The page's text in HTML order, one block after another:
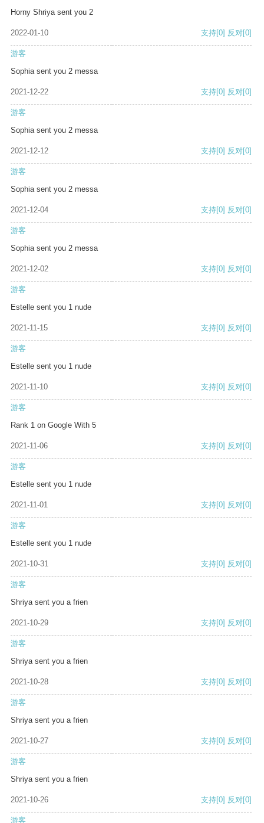
Horny Shriya sent you 2
2022-01-10 支持[0] 反对[0]
游客
Sophia sent you 2 messa
2021-12-22 支持[0] 反对[0]
游客
Sophia sent you 2 messa
2021-12-12 支持[0] 反对[0]
游客
Sophia sent you 2 messa
2021-12-04 支持[0] 反对[0]
游客
Sophia sent you 2 messa
2021-12-02 支持[0] 反对[0]
游客
Estelle sent you 1 nude
2021-11-15 支持[0] 反对[0]
游客
Estelle sent you 1 nude
2021-11-10 支持[0] 反对[0]
游客
Rank 1 on Google With 5
2021-11-06 支持[0] 反对[0]
游客
Estelle sent you 1 nude
2021-11-01 支持[0] 反对[0]
游客
Estelle sent you 1 nude
2021-10-31 支持[0] 反对[0]
游客
Shriya sent you a frien
2021-10-29 支持[0] 反对[0]
游客
Shriya sent you a frien
2021-10-28 支持[0] 反对[0]
游客
Shriya sent you a frien
2021-10-27 支持[0] 反对[0]
游客
Shriya sent you a frien
2021-10-26 支持[0] 反对[0]
游客